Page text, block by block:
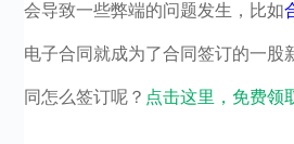
会导致一些弊端的问题发生，比如
电子合同就成为了合同签订的一股
同怎么签订呢？ 点击这里，免费领